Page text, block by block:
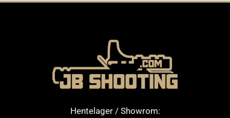
Hentelager / Showrom: